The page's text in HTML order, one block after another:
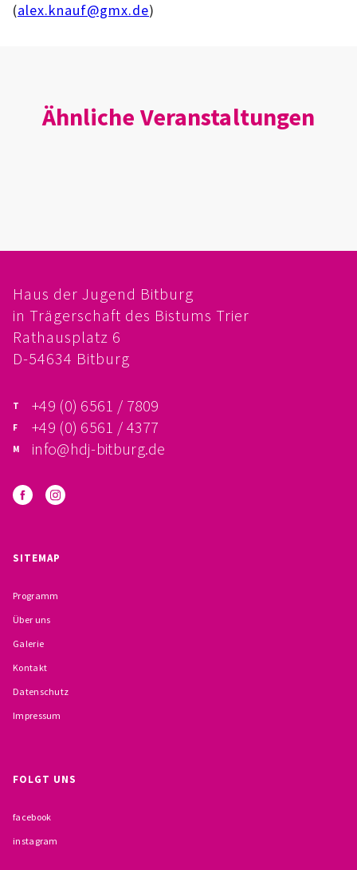
FERIENANGEBOTE
KONZEPTION
GALERIE
INSTITUTIONELLES SCHUTZKONZEPT
VERHALTENSKODEX FÜR HAUPTAMTLICHE
VERPFLICHTUNGSERKLÄRUNG UND
(alex.knauf@gmx.de)
Ähnliche Veranstaltungen
Haus der Jugend Bitburg
in Trägerschaft des Bistums Trier
Rathausplatz 6
D-54634 Bitburg
+49 (0) 6561 / 7809
+49 (0) 6561 / 4377
info@hdj-bitburg.de
SITEMAP
Programm
Über uns
Galerie
Kontakt
Datenschutz
Impressum
FOLGT UNS
facebook
instagram